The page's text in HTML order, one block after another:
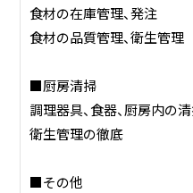
食材の在庫管理、発注
食材の品質管理、衛生管理
■厨房清掃
調理器具、食器、厨房内の
衛生管理の徹底
■その他